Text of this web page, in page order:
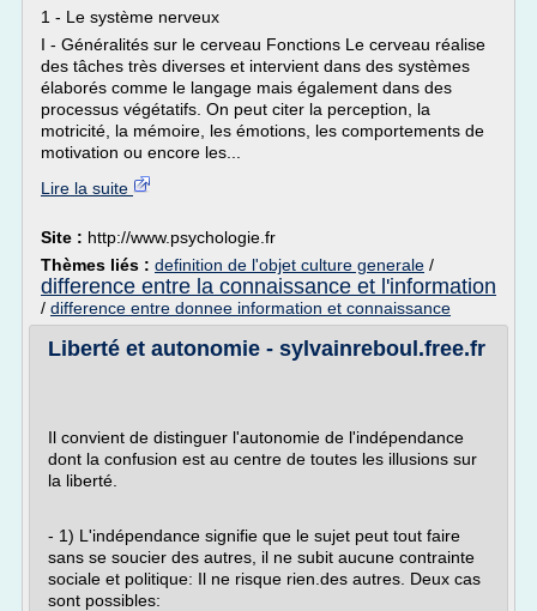
1 - Le système nerveux
I - Généralités sur le cerveau Fonctions Le cerveau réalise
des tâches très diverses et intervient dans des systèmes
élaborés comme le langage mais également dans des
processus végétatifs. On peut citer la perception, la
motricité, la mémoire, les émotions, les comportements de
motivation ou encore les...
Lire la suite
Site : http://www.psychologie.fr
Thèmes liés : definition de l'objet culture generale /
difference entre la connaissance et l'information
/ difference entre donnee information et connaissance
Liberté et autonomie - sylvainreboul.free.fr
Il convient de distinguer l'autonomie de l'indépendance
dont la confusion est au centre de toutes les illusions sur
la liberté.
- 1) L'indépendance signifie que le sujet peut tout faire
sans se soucier des autres, il ne subit aucune contrainte
sociale et politique: Il ne risque rien.des autres. Deux cas
sont possibles: